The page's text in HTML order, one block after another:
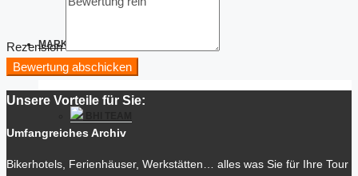
MARKEN
Rezension
Bewertung abschicken
Unsere Vorteile für Sie:
Umfangreiches Archiv
Bikerhotels, Ferienhäuser, Werkstätten… alles was Sie für Ihre Tour